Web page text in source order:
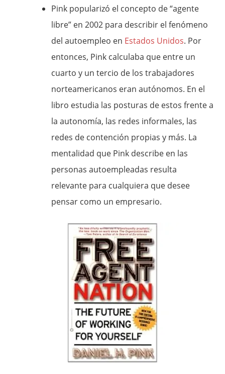
Pink popularizó el concepto de “agente
libre” en 2002 para describir el fenómeno
del autoempleo en Estados Unidos. Por
entonces, Pink calculaba que entre un
cuarto y un tercio de los trabajadores
norteamericanos eran autónomos. En el
libro estudia las posturas de estos frente a
la autonomía, las redes informales, las
redes de contención propias y más. La
mentalidad que Pink describe en las
personas autoempleadas resulta
relevante para cualquiera que desee
pensar como un empresario.